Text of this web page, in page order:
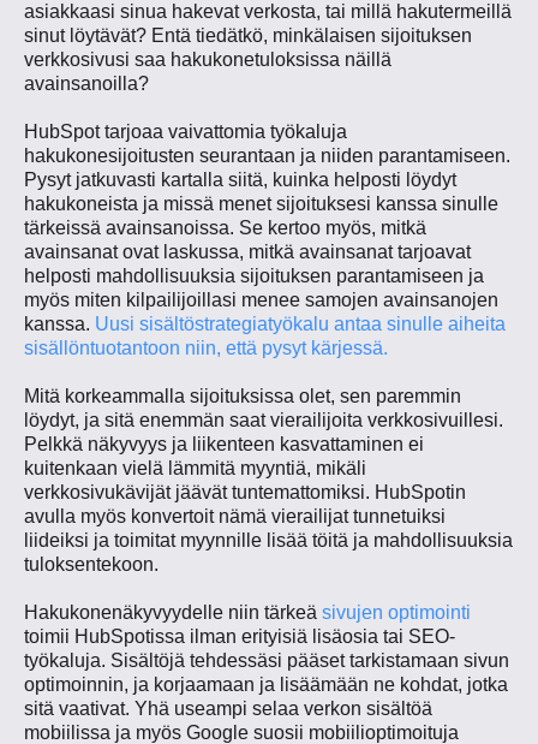
asiakkaasi sinua hakevat verkosta, tai millä hakutermeillä
sinut löytävät? Entä tiedätkö, minkälaisen sijoituksen
verkkosivusi saa hakukonetuloksissa näillä
avainsanoilla?
HubSpot tarjoaa vaivattomia työkaluja
hakukonesijoitusten seurantaan ja niiden parantamiseen.
Pysyt jatkuvasti kartalla siitä, kuinka helposti löydyt
hakukoneista ja missä menet sijoituksesi kanssa sinulle
tärkeissä avainsanoissa. Se kertoo myös, mitkä
avainsanat ovat laskussa, mitkä avainsanat tarjoavat
helposti mahdollisuuksia sijoituksen parantamiseen ja
myös miten kilpailijoillasi menee samojen avainsanojen
kanssa. Uusi sisältöstrategiatyökalu antaa sinulle aiheita
sisällöntuotantoon niin, että pysyt kärjessä.
Mitä korkeammalla sijoituksissa olet, sen paremmin
löydyt, ja sitä enemmän saat vierailijoita verkkosivuillesi.
Pelkkä näkyvyys ja liikenteen kasvattaminen ei
kuitenkaan vielä lämmitä myyntiä, mikäli
verkkosivukävijät jäävät tuntemattomiksi. HubSpotin
avulla myös konvertoit nämä vierailijat tunnetuiksi
liideiksi ja toimitat myynnille lisää töitä ja mahdollisuuksia
tuloksentekoon.
Hakukonenäkyvyydelle niin tärkeä sivujen optimointi
toimii HubSpotissa ilman erityisiä lisäosia tai SEO-
työkaluja. Sisältöjä tehdessäsi pääset tarkistamaan sivun
optimoinnin, ja korjaamaan ja lisäämään ne kohdat, jotka
sitä vaativat. Yhä useampi selaa verkon sisältöä
mobiilissa ja myös Google suosii mobiilioptimoituja